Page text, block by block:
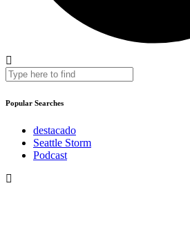
Popular Searches
destacado
Seattle Storm
Podcast